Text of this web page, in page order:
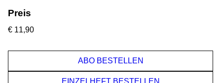
Preis
€ 11,90
ABO BESTELLEN
EINZELHEFT BESTELLEN